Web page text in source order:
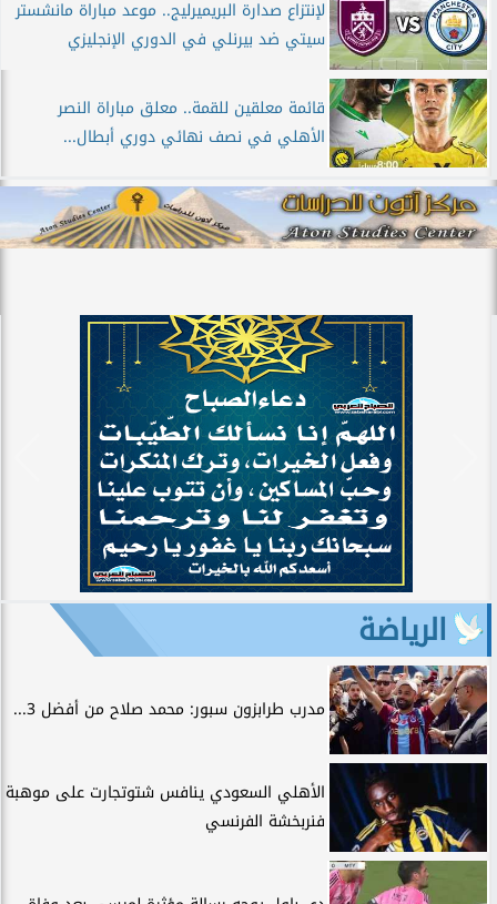
لإنتزاع صدارة البريميرليج.. موعد مباراة مانشستر
سيتي ضد بيرنلي في الدوري الإنجليزي
قائمة معلقين للقمة.. معلق مباراة النصر
الأهلي في نصف نهائي دوري أبطال...
الرياضة
مدرب طرابزون سبور: محمد صلاح من أفضل 3...
الأهلي السعودي ينافس شتوتجارت على موهبة
فنربخشة الفرنسي